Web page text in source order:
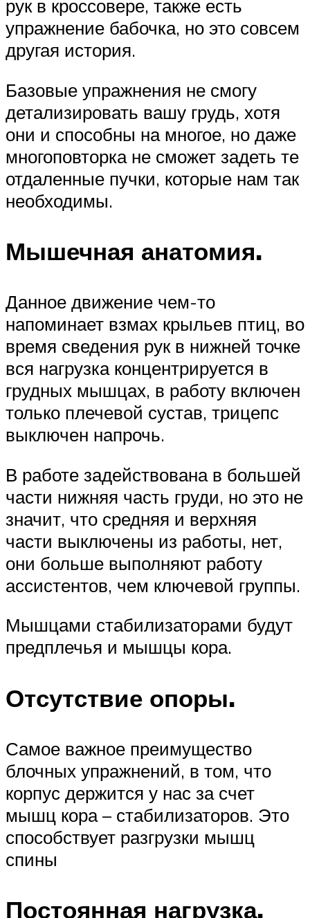
рук в кроссовере, также есть
упражнение бабочка, но это совсем
другая история.
Базовые упражнения не смогу
детализировать вашу грудь, хотя
они и способны на многое, но даже
многоповторка не сможет задеть те
отдаленные пучки, которые нам так
необходимы.
Мышечная анатомия.
Данное движение чем-то
напоминает взмах крыльев птиц, во
время сведения рук в нижней точке
вся нагрузка концентрируется в
грудных мышцах, в работу включен
только плечевой сустав, трицепс
выключен напрочь.
В работе задействована в большей
части нижняя часть груди, но это не
значит, что средняя и верхняя
части выключены из работы, нет,
они больше выполняют работу
ассистентов, чем ключевой группы.
Мышцами стабилизаторами будут
предплечья и мышцы кора.
Отсутствие опоры.
Самое важное преимущество
блочных упражнений, в том, что
корпус держится у нас за счет
мышц кора – стабилизаторов. Это
способствует разгрузки мышц
спины
Постоянная нагрузка.